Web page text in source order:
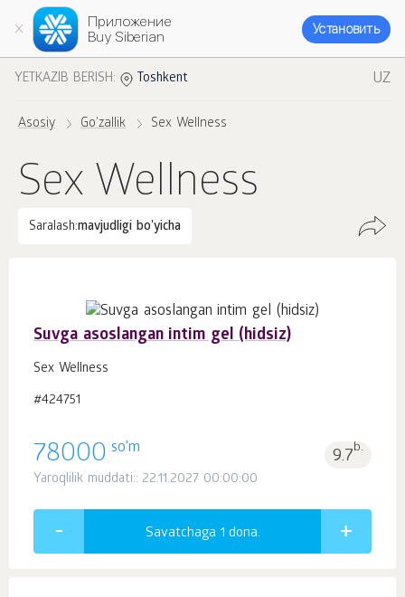
Приложение
Buy Siberian
Установить
YETKAZIB BERISH: Toshkent UZ
Asosiy Go'zallik Sex Wellness
Sex Wellness
Saralash:mavjudligi bo'yicha
Suvga asoslangan intim gel (hidsiz)
Sex Wellness
#424751
78000 so'm 9.7b.
Yaroqlilik muddati:: 22.11.2027 00:00:00
Savatchaga 1 dona.